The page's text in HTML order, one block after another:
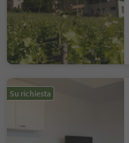
Su richiesta